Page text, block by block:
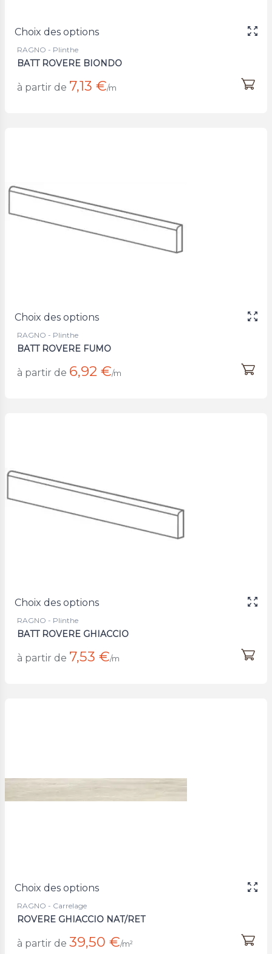
Choix des options
RAGNO - Plinthe
BATT ROVERE BIONDO
à partir de 7,13 €/m
Choix des options
RAGNO - Plinthe
BATT ROVERE FUMO
à partir de 6,92 €/m
Choix des options
RAGNO - Plinthe
BATT ROVERE GHIACCIO
à partir de 7,53 €/m
Choix des options
RAGNO - Carrelage
ROVERE GHIACCIO NAT/RET
à partir de 39,50 €/m²